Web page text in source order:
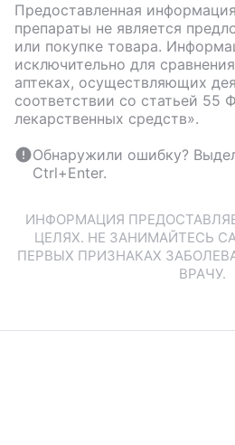
Предоставленная
препараты не является
или покупке товара.
исключительно для
аптеках, осуществляющих
соответствии со статьей 55
лекарственных средств».
Обнаружили ошибку?
Ctrl+Enter.
ИНФОРМАЦИЯ
ЦЕЛЯХ. НЕ ЗАНИМАЙТЕСЬ
ПЕРВЫХ ПРИЗНАКАХ
ВРАЧУ.